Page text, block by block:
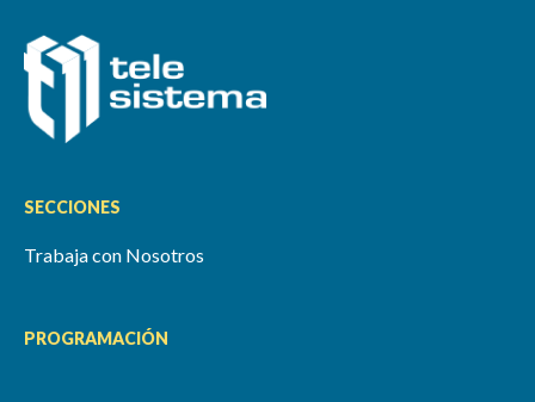
SECCIONES
Trabaja con Nosotros
PROGRAMACIÓN